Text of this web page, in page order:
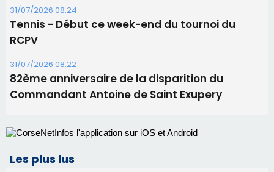
06/08/2026 15:04
Alata - Soirée Tango Argentin au stade de San
Benedetto
05/08/2026 09:53
Biguglia : messe de la Sainte-Marie et
procession le 14 août
Tennis - Début ce week-end du tournoi du
RCPV